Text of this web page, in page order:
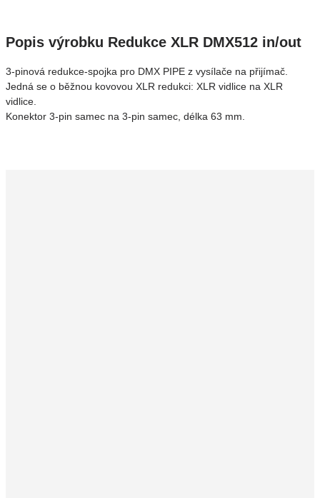
Popis výrobku Redukce XLR DMX512 in/out
3-pinová redukce-spojka pro DMX PIPE z vysílače na přijímač.
Jedná se o běžnou kovovou XLR redukci: XLR vidlice na XLR
vidlice.
Konektor 3-pin samec na 3-pin samec, délka 63 mm.